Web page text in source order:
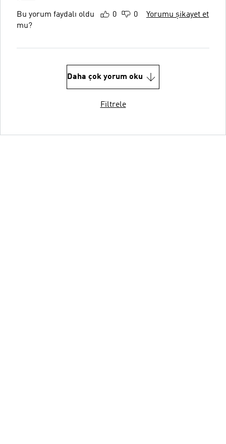
Bu yorum faydalı oldu
mu?
0 0 Yorumu şikayet et
Daha çok yorum oku
Filtrele